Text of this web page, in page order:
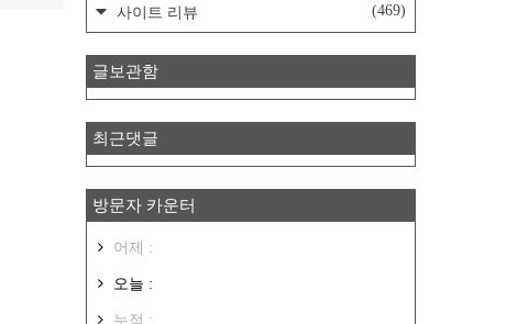
사이트 리뷰 (469)
글보관함
최근댓글
방문자 카운터
어제 :
오늘 :
누적 :